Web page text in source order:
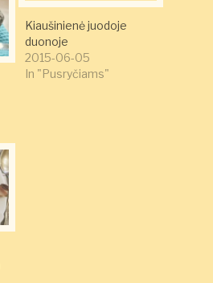
Kiaušinienė juodoje
duonoje
2015-06-05
In "Pusryčiams"